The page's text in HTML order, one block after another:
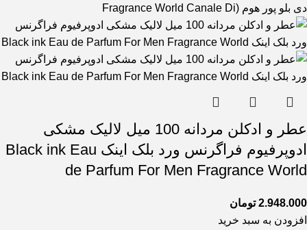
دی بلو پور هوم (Fragrance World Canale Di
عطر و ادکلن مردانه 100 میل لالیک مشکی
ادوپرفیوم فراگرنس ورد بلک اینک Black ink Eau
de Parfum For Men Fragrance World
2.948.000 تومان
افزودن به سبد خرید